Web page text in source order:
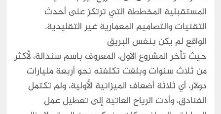
المستقبلية المخططة التي ترتكز على أحدث
التقنيات والتصاميم المعمارية غير التقليدية.
الواقع لم يكن بنفس البريق
حيث تأخر المشروع الاول، المعروف باسم سندالة، لأكثر
من ثلاث سنوات وبلغت تكلفته نحو أربعة مليارات
دولار، أي ثلاثة أضعاف الميزانية الأولية، ولم تكتمل
الفنادق، وأدت الرياح العاتية إلى تعطيل عمل